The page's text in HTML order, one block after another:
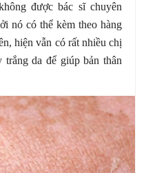
được bác sĩ chuyên
nó có thể kèm theo hàng
hiện vẫn có rất nhiều chị
da để giúp bản thân